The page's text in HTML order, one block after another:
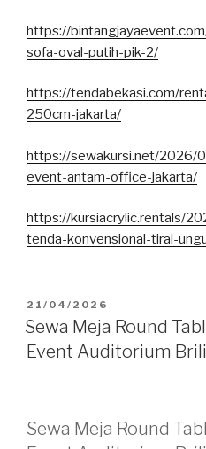
https://
sofa-oval-putih-pik-2/
https://tendabekasi.com/
250cm-jakarta/
https://sewakursi.net/2026/
event-antam-office-jakarta/
https://kursiacrylic.rentals/
tenda-konvensional-tirai-
DIPOSKAN
PADA
21/04/2026
Sewa Meja Round
Event Auditorium
Sewa Meja Round